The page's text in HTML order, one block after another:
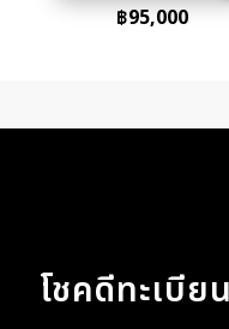
฿95,000
โชคดีทะเบียน